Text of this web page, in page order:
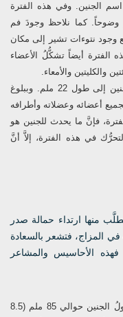
الجنين. وفي هذه الفترة
وضوحاً. كما نلاحظ وجودَ فم
وجود نتوءات تشير إلى مكان
الفترة أيضاً تشكُّلُ الأعضاء
والكليتين والأمعاء.
ومع بلوغ الأسبوع التاسع من الحمل، يصل الجنين إلى طول 22 ملم. وببلوغ
أعضائه وعضلاته وأطرافه
فإنَّ ما يحدث للجنين هو
في هذه الفترة، إلاَّ أنَّ
منها ارتداء حمالة صدر
المزاج، فتشعر بالسعادة
الأحاسيس والمشاعر
بحلول الأسبوع الرابع عشر من الحمل، يبلغ طولُ الجنين حوالي 85 ملم (8.5